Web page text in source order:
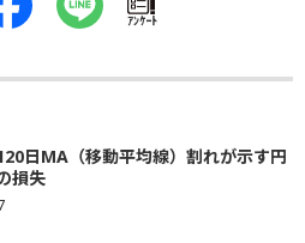
ｱﾝｹｰﾄ
日MA（移動平均線）割れが示す円
損失